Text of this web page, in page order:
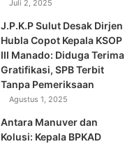
Juli 2, 2025
J.P.K.P Sulut Desak Dirjen
Hubla Copot Kepala KSOP
III Manado: Diduga Terima
Gratifikasi, SPB Terbit
Tanpa Pemeriksaan
Agustus 1, 2025
Antara Manuver dan
Kolusi: Kepala BPKAD